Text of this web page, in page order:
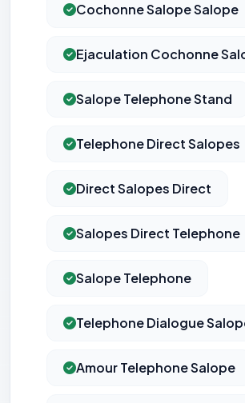
Cochonne Salope Salope
Ejaculation Cochonne
Salope Telephone Stand
Telephone Direct Salopes
Direct Salopes Direct
Salopes Direct Telephone
Salope Telephone
Telephone Dialogue
Amour Telephone Salope